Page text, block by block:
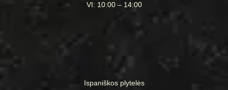
VI: 10:00 – 14:00
Ispaniškos plytelės